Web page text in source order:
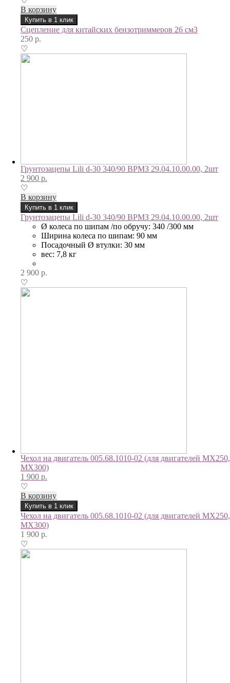
В корзину
Купить в 1 клик
Сцепление для китайских бензотриммеров 26 см3
250 р.
♡
Грунтозацепы Lili d-30 340/90 ВРМЗ 29.04.10.00.00, 2шт
2 900 р.
♡
В корзину
Купить в 1 клик
Грунтозацепы Lili d-30 340/90 ВРМЗ 29.04.10.00.00, 2шт
Ø колеса по шипам /по обручу: 340 /300 мм
Ширина колеса по шипам: 90 мм
Посадочный Ø втулки: 30 мм
вес: 7,8 кг
2 900 р.
♡
Чехол на двигатель 005.68.1010-02 (для двигателей МХ250,
МХ300)
1 900 р.
♡
В корзину
Купить в 1 клик
Чехол на двигатель 005.68.1010-02 (для двигателей МХ250,
МХ300)
1 900 р.
♡